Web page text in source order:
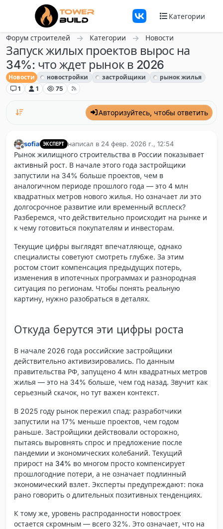
Перейти к содержанию
Категории
Форум строителей Категории Новости
Запуск жилых проектов вырос на
34%: что ждет рынок в 2026
Новости новостройки застройщики
рынок жилья
1
1 75
Авторизуйтесь, чтобы ответить
Не в сети
sofia ЭКСПЕРТ написал в 24 февр. 2026 г., 12:54
отредактировано
Рынок жилищного строительства в России показывает
активный рост. В начале этого года застройщики
запустили на 34% больше проектов, чем в
аналогичном периоде прошлого года — это 4 млн
квадратных метров нового жилья. Но означает ли это
долгосрочное развитие или временный всплеск?
Разберемся, что действительно происходит на рынке и
к чему готовиться покупателям и инвесторам.
Текущие цифры выглядят впечатляюще, однако
специалисты советуют смотреть глубже. За этим
ростом стоит компенсация предыдущих потерь,
изменения в ипотечных программах и разнородная
ситуация по регионам. Чтобы понять реальную
картину, нужно разобраться в деталях.
Откуда берутся эти цифры роста
В начале 2026 года российские застройщики
действительно активизировались. По данным
правительства РФ, запущено 4 млн квадратных метров
жилья — это на 34% больше, чем год назад. Звучит как
серьезный скачок, но тут важен контекст.
В 2025 году рынок пережил спад: разработчики
запустили на 17% меньше проектов, чем годом
раньше. Застройщики действовали осторожно,
пытаясь выровнять спрос и предложение после
пандемии и экономических колебаний. Текущий
прирост на 34% во многом просто компенсирует
прошлогодние потери, а не означает подлинный
экономический взлет. Эксперты предупреждают: пока
рано говорить о длительных позитивных тенденциях.
К тому же, уровень распроданности новостроек
остается скромным — всего 32%. Это означает, что на